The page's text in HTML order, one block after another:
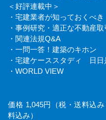
＜好評連載中＞
・宅建業者が知っておくべ
・事例研究・適正な不動産
・関連法規Q&A
・一問一答！建築のキホン
・宅建ケーススタディ 日日
・WORLD VIEW
価格 1,045円（税・送料込
料込み）